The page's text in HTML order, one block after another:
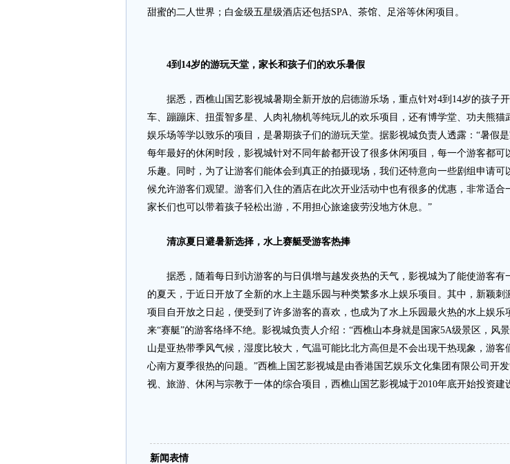
甜蜜的二人世界；白金级五星级酒店还包括SPA、茶馆、足浴等休闲项目。
4到14岁的游玩天堂，家长和孩子们的欢乐暑假
据悉，西樵山国艺影视城暑期全新开放的启德游乐场，重点针对4到14岁的孩子
车、蹦蹦床、扭蛋智多星、人肉礼物机等纯玩儿的欢乐项目，还有博学堂、功夫熊猫
娱乐场等学以致乐的项目，是暑期孩子们的游玩天堂。据影视城负责人透露：“暑假
每年最好的休闲时段，影视城针对不同年龄都开设了很多休闲项目，每一个游客都可
乐趣。同时，为了让游客们能体会到真正的拍摄现场，我们还特意向一些剧组申请可
候允许游客们观望。游客们入住的酒店在此次开业活动中也有很多的优惠，非常适合
家长们也可以带着孩子轻松出游，不用担心旅途疲劳没地方休息。”
清凉夏日避暑新选择，水上赛艇受游客热捧
据悉，随着每日到访游客的与日俱增与越发炎热的天气，影视城为了能使游客有
的夏天，于近日开放了全新的水上主题乐园与种类繁多水上娱乐项目。其中，新颖刺
项目自开放之日起，便受到了许多游客的喜欢，也成为了水上乐园最火热的水上娱乐
来“赛艇”的游客络绎不绝。影视城负责人介绍：“西樵山本身就是国家5A级景区，风
山是亚热带季风气候，湿度比较大，气温可能比北方高但是不会出现干热现象，游客
心南方夏季很热的问题。”西樵上国艺影视城是由香港国艺娱乐文化集团有限公司开
视、旅游、休闲与宗教于一体的综合项目，西樵山国艺影视城于2010年底开始投资建
新闻表情